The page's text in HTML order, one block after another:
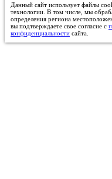
Данный сайт использует файлы
технологии. В том числе, мы
определения региона
вы подтверждаете свое согласие с
конфиденциальности сайта.